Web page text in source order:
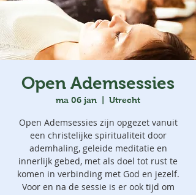
Open Ademsessies
ma 06 jan Utrecht
Open Ademsessies zijn opgezet vanuit
een christelijke spiritualiteit door
ademhaling, geleide meditatie en
innerlijk gebed, met als doel tot rust te
komen in verbinding met God en jezelf.
Voor en na de sessie is er ook tijd om